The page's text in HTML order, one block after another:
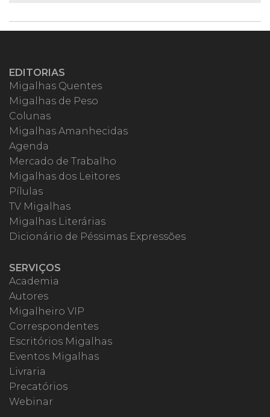
EDITORIAS
Migalhas Quentes
Migalhas de Peso
Colunas
Migalhas Amanhecidas
Agenda
Mercado de Trabalho
Migalhas dos Leitores
Pílulas
TV Migalhas
Migalhas Literárias
Dicionário de Péssimas Expressões
SERVIÇOS
Academia
Autores
Migalheiro VIP
Correspondentes
Escritórios Migalhas
Eventos Migalhas
Livraria
Precatórios
Webinar